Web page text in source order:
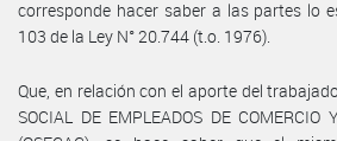
corresponde hacer saber a las partes lo
103 de la Ley N° 20.744 (t.o. 1976).
Que, en relación con el aporte del
SOCIAL DE EMPLEADOS DE COMERCIO